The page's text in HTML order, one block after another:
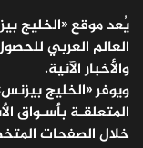
يُعد موقع «الخليج
العالم العربي
والأخبار الآنية.
ويوفر «الخليج
المتعلقـة بأسـواق
خلال الصفحات